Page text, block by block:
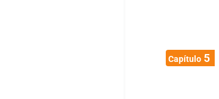
Capítulo5